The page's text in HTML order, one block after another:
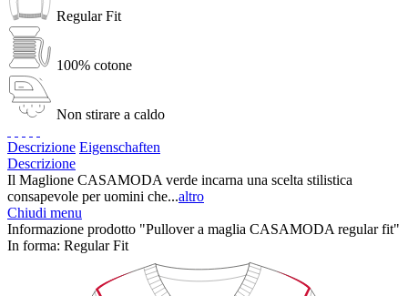
Regular Fit
100% cotone
Non stirare a caldo
Descrizione Eigenschaften
Descrizione
Il Maglione CASAMODA verde incarna una scelta stilistica
consapevole per uomini che...altro
Chiudi menu
Informazione prodotto "Pullover a maglia CASAMODA regular fit"
In forma: Regular Fit